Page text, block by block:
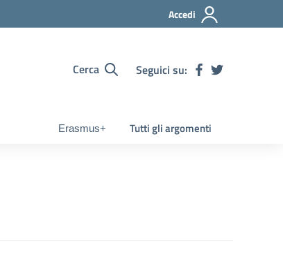
Accedi
Cerca Seguici su:
Erasmus+ Tutti gli argomenti